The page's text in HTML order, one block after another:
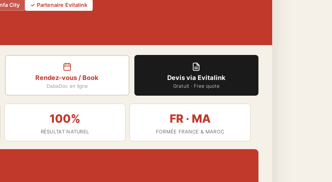
City
✓ Partenaire Evitalink
Rendez-vous / Book
DabaDoc en ligne
Devis via Evitalink
Gratuit · Free quote
100%
RÉSULTAT NATUREL
FR · MA
FORMÉE FRANCE & MAROC